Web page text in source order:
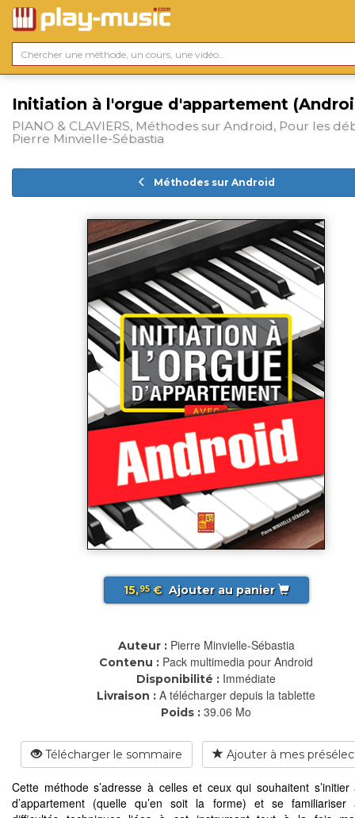
Initiation à l'orgue d'appartement
PIANO & CLAVIERS, Méthodes sur Android, Pour les
Pierre Minvielle-Sébastia
Méthodes sur Android
15,95€ Ajouter au panier
Auteur : Pierre Minvielle-Sébastia
Contenu : Pack multimedia pour Android
Disponibilité : Immédiate
Livraison : A télécharger depuis la tablette
Poids : 39.06 Mo
Télécharger le sommaire Ajouter à mes
Cette méthode s’adresse à celles et ceux qui souhaitent s’initier
d’appartement (quelle qu’en soit la forme) et se familiariser